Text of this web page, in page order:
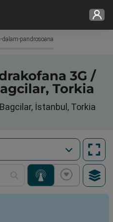
dalam-pandrosoana
3G /
Torkia
İstanbul, Torkia